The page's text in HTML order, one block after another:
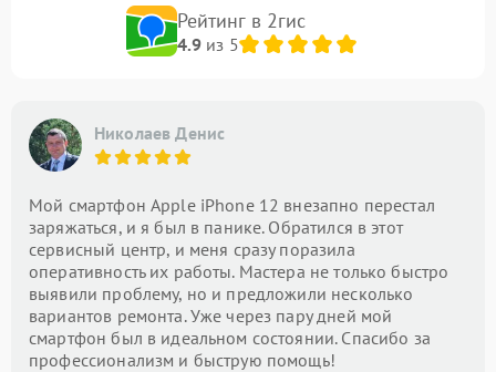
Рейтинг в 2гис
4.9из 5
Николаев Денис
Мой смартфон Apple iPhone 12 внезапно перестал
заряжаться, и я был в панике. Обратился в этот
сервисный центр, и меня сразу поразила
оперативность их работы. Мастера не только быстро
выявили проблему, но и предложили несколько
вариантов ремонта. Уже через пару дней мой
смартфон был в идеальном состоянии. Спасибо за
профессионализм и быструю помощь!